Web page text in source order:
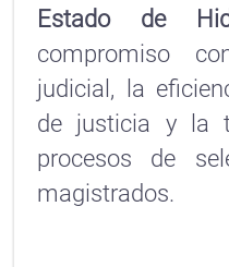
Estado de
compromiso
judicial, la
de justicia y la
procesos de
magistrados.